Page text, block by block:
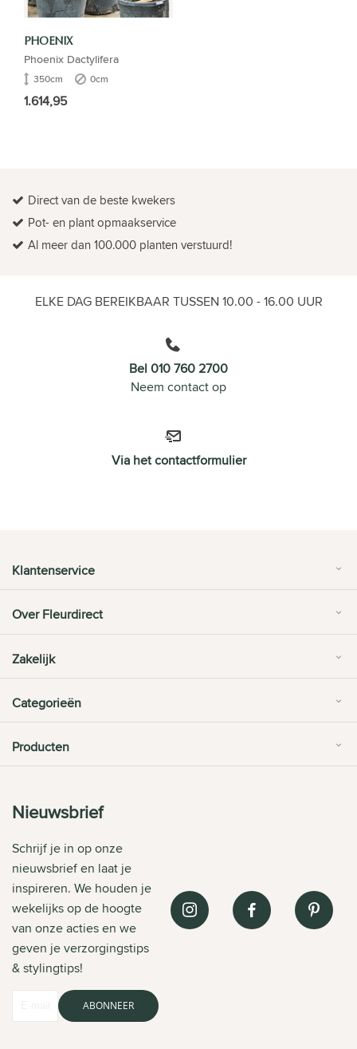
PHOENIX
Phoenix Dactylifera
350cm 0cm
1.614,95
Direct van de beste kwekers
Pot- en plant opmaakservice
Al meer dan 100.000 planten verstuurd!
ELKE DAG BEREIKBAAR TUSSEN 10.00 - 16.00 UUR
Bel 010 760 2700
Neem contact op
Via het contactformulier
Klantenservice
Over Fleurdirect
Zakelijk
Categorieën
Producten
Nieuwsbrief
Schrijf je in op onze
nieuwsbrief en laat je
inspireren. We houden je
wekelijks op de hoogte
van onze acties en we
geven je verzorgingstips
& stylingtips!
ABONNEER